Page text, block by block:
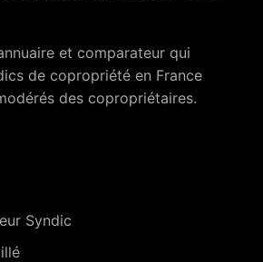
et comparateur qui
de copropriété en France
des copropriétaires.
Syndic